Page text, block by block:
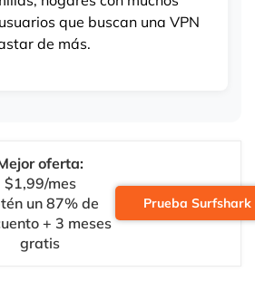
que buscan una VPN
de más.
oferta:
$1,99/mes
un 87% de
+ 3 meses
gratis
Prueba Surfshark